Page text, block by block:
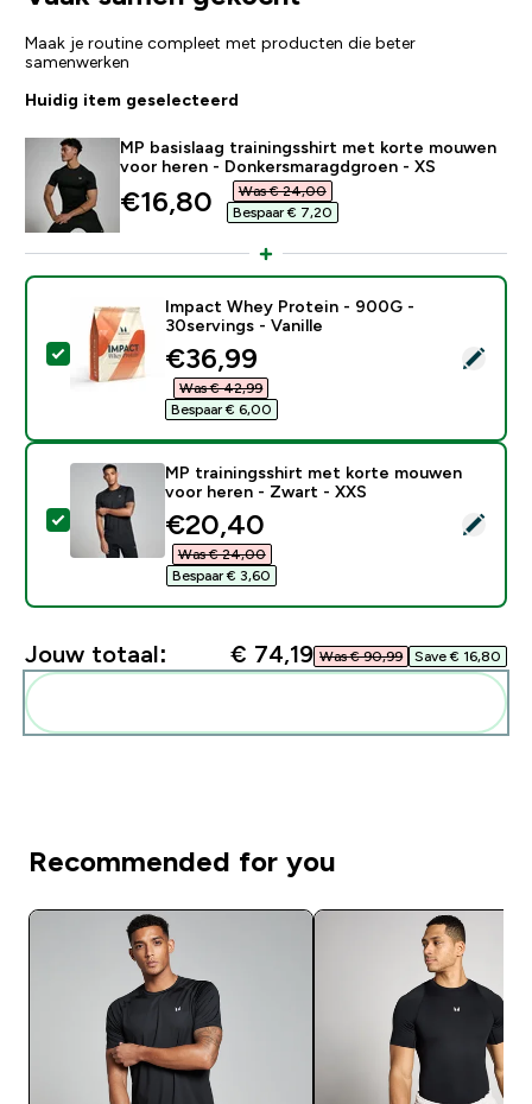
Maak je routine compleet met producten die beter
samenwerken
Huidig item geselecteerd
MP basislaag trainingsshirt met korte mouwen
voor heren - Donkersmaragdgroen - XS
discounted price
€16,80‎
Was € 24,00‎
Bespaar € 7,20‎
Selecteer dit product - Impact Whey Protein - 900G
Impact Whey Protein - 900G -
30servings - Vanille
discounted price
€36,99‎
Was € 42,99‎
Bespaar € 6,00‎
Selecteer dit product - MP trainingsshirt met korte
MP trainingsshirt met korte mouwen
voor heren - Zwart - XXS
discounted price
€20,40‎
Was € 24,00‎
Bespaar € 3,60‎
Jouw totaal: € 74,19‎ Was € 90,99‎ Save € 16,80‎
Recommended for you